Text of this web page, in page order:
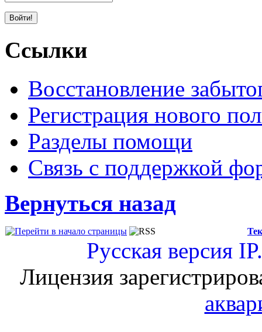
Ссылки
Восстановление
Регистрация нового
Разделы помощи
Связь с поддержкой
Вернуться назад
Русская версия
Лицензия